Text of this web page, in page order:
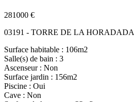
281000 €
03191 - TORRE DE LA HORADADA
Surface habitable : 106m2
Salle(s) de bain : 3
Ascenseur : Non
Surface jardin : 156m2
Piscine : Oui
Cave : Non